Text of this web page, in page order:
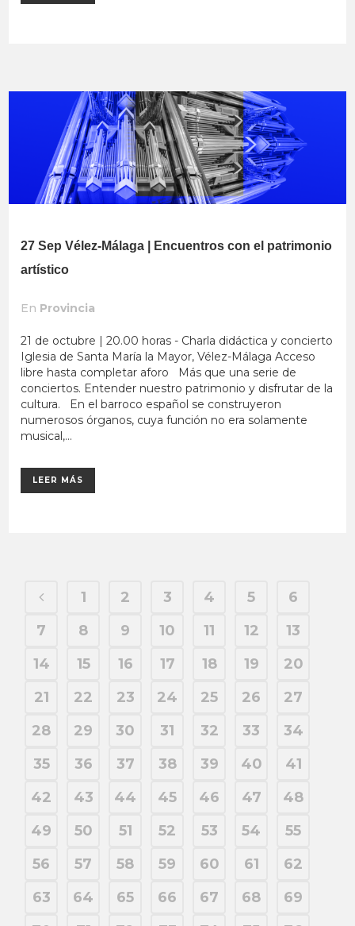
27 Sep Vélez-Málaga | Encuentros con el patrimonio
artístico
En Provincia
21 de octubre | 20.00 horas - Charla didáctica y concierto
Iglesia de Santa María la Mayor, Vélez-Málaga Acceso
libre hasta completar aforo Más que una serie de
conciertos. Entender nuestro patrimonio y disfrutar de la
cultura. En el barroco español se construyeron
numerosos órganos, cuya función no era solamente
musical,...
LEER MÁS
1 2 3 4 5
6
7
8 9 10 11 12
13
14
15 16 17 18 19
20
21
22 23 24 25 26
27
28
29 30 31 32 33
34
35
36 37 38 39 40
41
42
43 44 45 46 47
48
49
50 51 52 53 54
55
56
57 58 59 60 61
62
63
64 65 66 67 68
69